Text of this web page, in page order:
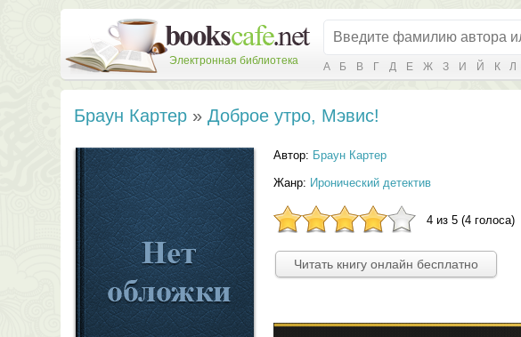
Электронная библиотека А Б В Г Д Е Ж З И Й К Л
Браун Картер» Доброе утро, Мэвис!
Автор: Браун Картер
Жанр: Иронический детектив
4 из 5 (4 голоса)
Читать книгу онлайн бесплатно